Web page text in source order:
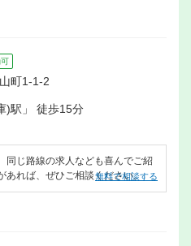
町1-1-2
)駅」 徒歩15分
同じ路線の求人なども喜んでご紹
あれば、ぜひご相談ください。
無料で相談する